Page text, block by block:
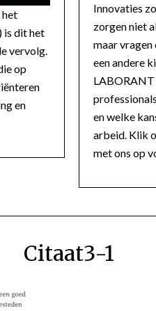
het
is dit het
vervolg.
op
en
Innovaties
zorgen niet
maar vragen
een andere
LABORANT
en welke
arbeid. Klik
met ons op
Citaat3-1